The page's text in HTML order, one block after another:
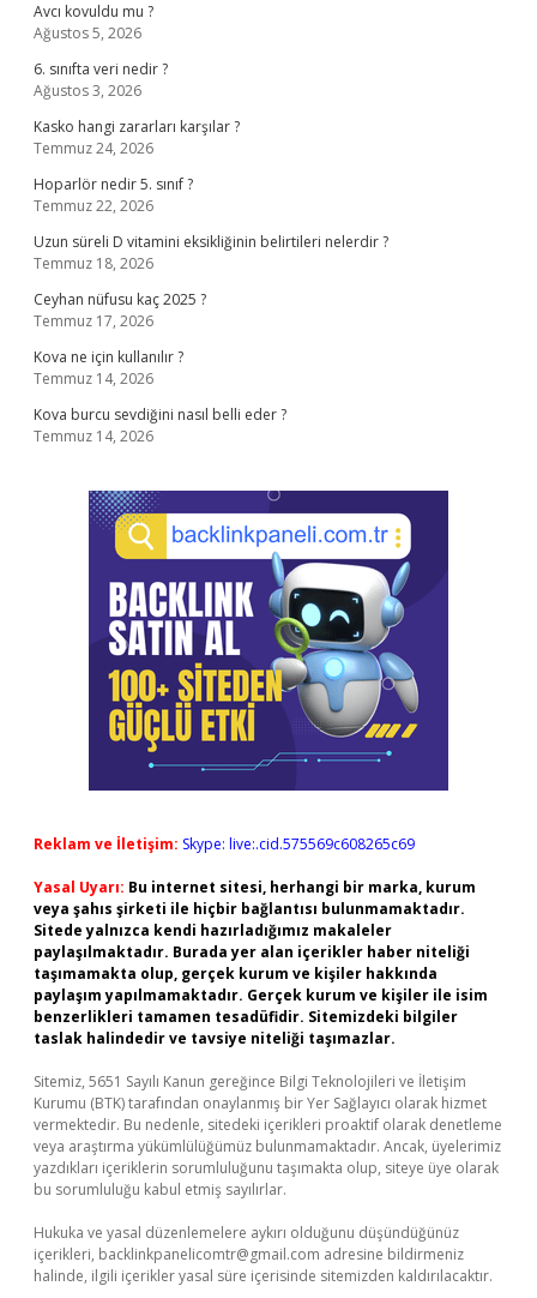
Avcı kovuldu mu ?
Ağustos 5, 2026
6. sınıfta veri nedir ?
Ağustos 3, 2026
Kasko hangi zararları karşılar ?
Temmuz 24, 2026
Hoparlör nedir 5. sınıf ?
Temmuz 22, 2026
Uzun süreli D vitamini eksikliğinin belirtileri nelerdir ?
Temmuz 18, 2026
Ceyhan nüfusu kaç 2025 ?
Temmuz 17, 2026
Kova ne için kullanılır ?
Temmuz 14, 2026
Kova burcu sevdiğini nasıl belli eder ?
Temmuz 14, 2026
Reklam ve İletişim: Skype: live:.cid.575569c608265c69
Yasal Uyarı: Bu internet sitesi, herhangi bir marka, kurum
veya şahıs şirketi ile hiçbir bağlantısı bulunmamaktadır.
Sitede yalnızca kendi hazırladığımız makaleler
paylaşılmaktadır. Burada yer alan içerikler haber niteliği
taşımamakta olup, gerçek kurum ve kişiler hakkında
paylaşım yapılmamaktadır. Gerçek kurum ve kişiler ile isim
benzerlikleri tamamen tesadüfidir. Sitemizdeki bilgiler
taslak halindedir ve tavsiye niteliği taşımazlar.
Sitemiz, 5651 Sayılı Kanun gereğince Bilgi Teknolojileri ve İletişim
Kurumu (BTK) tarafından onaylanmış bir Yer Sağlayıcı olarak hizmet
vermektedir. Bu nedenle, sitedeki içerikleri proaktif olarak denetleme
veya araştırma yükümlülüğümüz bulunmamaktadır. Ancak, üyelerimiz
yazdıkları içeriklerin sorumluluğunu taşımakta olup, siteye üye olarak
bu sorumluluğu kabul etmiş sayılırlar.
Hukuka ve yasal düzenlemelere aykırı olduğunu düşündüğünüz
içerikleri, backlinkpanelicomtr@gmail.com adresine bildirmeniz
halinde, ilgili içerikler yasal süre içerisinde sitemizden kaldırılacaktır.